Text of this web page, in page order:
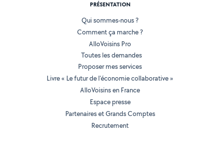
PRÉSENTATION
Qui sommes-nous ?
Comment ça marche ?
AlloVoisins Pro
Toutes les demandes
Proposer mes services
Livre « Le futur de l'économie collaborative »
AlloVoisins en France
Espace presse
Partenaires et Grands Comptes
Recrutement